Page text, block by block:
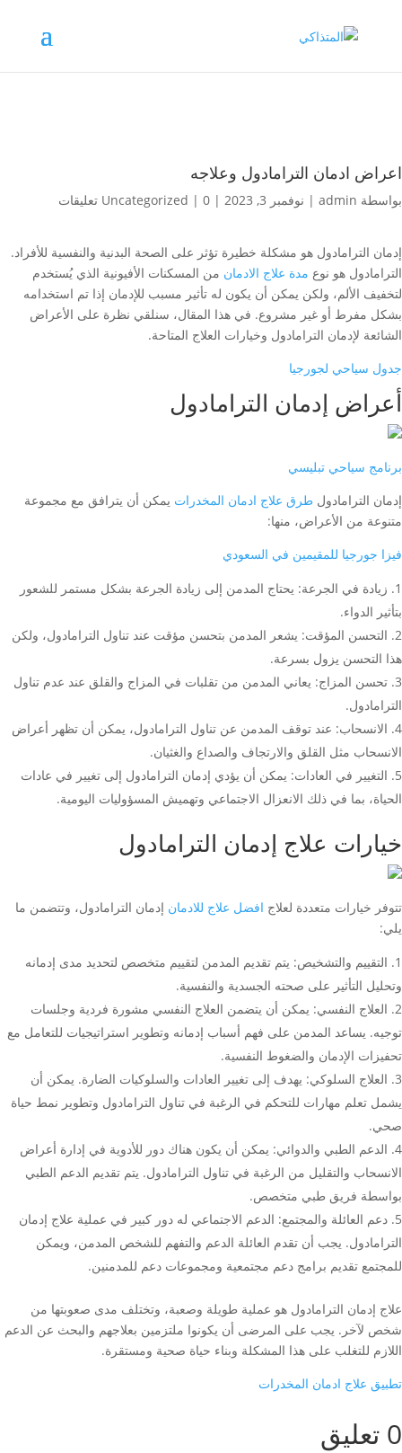
اعراض ادمان الترامادول وعلاجه
بواسطة admin
| نوفمبر 3, 2023 |
Uncategorized | 0 تعليقات
إدمان الترامادول هو مشكلة خطيرة تؤثر على الصحة البدنية والنفسية للأفراد.
الترامادول هو نوع مدة علاج الادمان من المسكنات الأفيونية الذي يُستخدم
لتخفيف الألم، ولكن يمكن أن يكون له تأثير مسبب للإدمان إذا تم استخدامه
بشكل مفرط أو غير مشروع. في هذا المقال، سنلقي نظرة على الأعراض
الشائعة لإدمان الترامادول وخيارات العلاج المتاحة.
جدول سياحي لجورجيا
أعراض إدمان الترامادول
برنامج سياحي تبليسي
إدمان الترامادول طرق علاج ادمان المخدرات يمكن أن يترافق مع مجموعة
متنوعة من الأعراض، منها:
فيزا جورجيا للمقيمين في السعودي
زيادة في الجرعة: يحتاج المدمن إلى زيادة الجرعة بشكل مستمر للشعور
بتأثير الدواء.
التحسن المؤقت: يشعر المدمن بتحسن مؤقت عند تناول الترامادول، ولكن
هذا التحسن يزول بسرعة.
تحسن المزاج: يعاني المدمن من تقلبات في المزاج والقلق عند عدم تناول
الترامادول.
الانسحاب: عند توقف المدمن عن تناول الترامادول، يمكن أن تظهر أعراض
الانسحاب مثل القلق والارتجاف والصداع والغثيان.
التغيير في العادات: يمكن أن يؤدي إدمان الترامادول إلى تغيير في عادات
الحياة، بما في ذلك الانعزال الاجتماعي وتهميش المسؤوليات اليومية.
خيارات علاج إدمان الترامادول
تتوفر خيارات متعددة لعلاج افضل علاج للادمان إدمان الترامادول، وتتضمن ما
يلي:
التقييم والتشخيص: يتم تقديم المدمن لتقييم متخصص لتحديد مدى إدمانه
وتحليل التأثير على صحته الجسدية والنفسية.
العلاج النفسي: يمكن أن يتضمن العلاج النفسي مشورة فردية وجلسات
توجيه. يساعد المدمن على فهم أسباب إدمانه وتطوير استراتيجيات للتعامل مع
تحفيزات الإدمان والضغوط النفسية.
العلاج السلوكي: يهدف إلى تغيير العادات والسلوكيات الضارة. يمكن أن
يشمل تعلم مهارات للتحكم في الرغبة في تناول الترامادول وتطوير نمط حياة
صحي.
الدعم الطبي والدوائي: يمكن أن يكون هناك دور للأدوية في إدارة أعراض
الانسحاب والتقليل من الرغبة في تناول الترامادول. يتم تقديم الدعم الطبي
بواسطة فريق طبي متخصص.
دعم العائلة والمجتمع: الدعم الاجتماعي له دور كبير في عملية علاج إدمان
الترامادول. يجب أن تقدم العائلة الدعم والتفهم للشخص المدمن، ويمكن
للمجتمع تقديم برامج دعم مجتمعية ومجموعات دعم للمدمنين.
علاج إدمان الترامادول هو عملية طويلة وصعبة، وتختلف مدى صعوبتها من
شخص لآخر. يجب على المرضى أن يكونوا ملتزمين بعلاجهم والبحث عن الدعم
اللازم للتغلب على هذا المشكلة وبناء حياة صحية ومستقرة.
تطبيق علاج ادمان المخدرات
0 تعليق